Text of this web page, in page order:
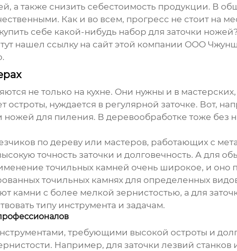
а также снизить себестоимость продукции. В
Как и во всем, прогресс не стоит на
себе какой-нибудь набор для заточки ножей
нашел ссылку на сайт этой компании ООО
не только на кухне. Они нужны и в
нуждается в регулярной заточке. Вот,
ножей для пиления. В деревообработке тоже без
по дереву или мастеров, работающих с
точность заточки и долговечность. А для
точильных камней очень широкое, и оно
точильных камняхдля определенных
камни с более мелкой зернистостью, а для
типу инструмента и задачам.
требующими высокой остроты и
Например, для заточки лезвий